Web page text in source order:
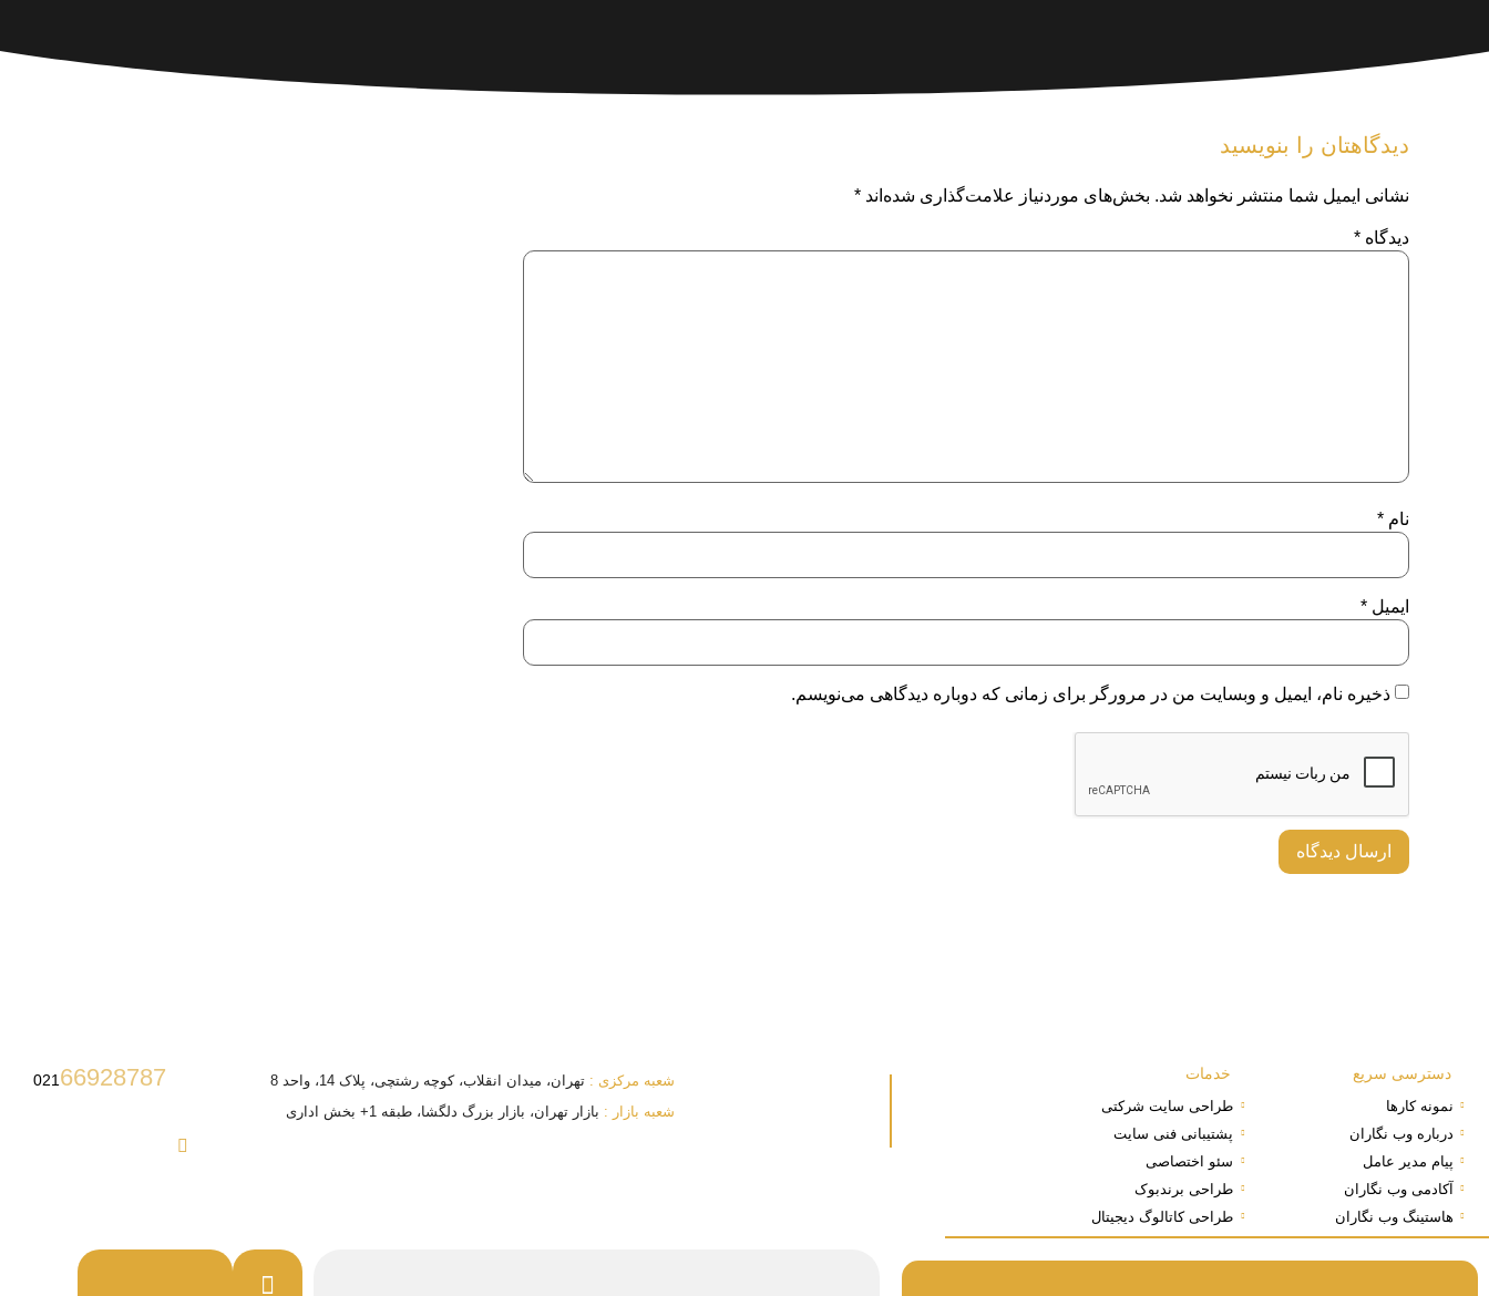
دیدگاهتان را بنویسید
نشانی ایمیل شما منتشر نخواهد شد. بخش‌های موردنیاز علامت‌گذاری شده‌اند *
دیدگاه *
نام *
ایمیل *
ذخیره نام، ایمیل و وبسایت من در مرورگر برای زمانی که دوباره دیدگاهی می‌نویسم.
دسترسی سریع
نمونه کارها
درباره وب نگاران
پیام مدیر عامل
آکادمی وب نگاران
هاستینگ وب نگاران
خدمات
طراحی سایت شرکتی
پشتیبانی فنی سایت
سئو اختصاصی
طراحی برندبوک
طراحی کاتالوگ دیجیتال
شعبه مرکزی : تهران، میدان انقلاب، کوچه رشتچی، پلاک 14، واحد 8
شعبه بازار : بازار تهران، بازار بزرگ دلگشا، طبقه 1+ بخش اداری
021 66928787